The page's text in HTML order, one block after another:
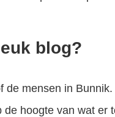
blog?
mensen in
hoogte van wat er